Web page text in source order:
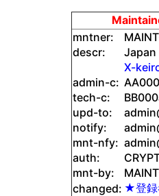
mntner:
descr:
Japan
X-
admin-c:
tech-c:
upd-to:
notify:
mnt-nfy:
auth:
mnt-by:
changed: ★登録